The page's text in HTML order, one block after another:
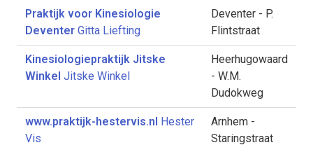
Praktijk voor Kinesiologie
Deventer Gitta Liefting
Deventer - P.
Flintstraat
Kinesiologiepraktijk Jitske
Winkel Jitske Winkel
Heerhugowaard
- W.M.
Dudokweg
www.praktijk-hestervis.nl Hester
Vis
Arnhem -
Staringstraat